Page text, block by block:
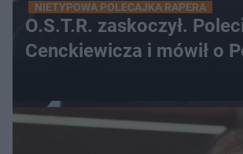
NIETYPOWA POLECAJKA RAPERA
O.S.T.R. zaskoczył.
Cenckiewicza i mówił o